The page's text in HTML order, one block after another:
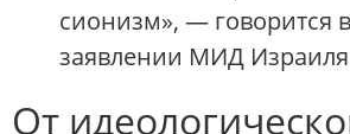
сионизм», — говорится в
заявлении МИД
От